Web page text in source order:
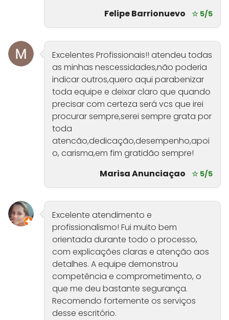
Felipe Barrionuevo
☆ 5/5
Excelentes Profissionais!! atendeu todas
as minhas nescessidades,não poderia
indicar outros,quero aqui parabenizar
toda equipe e deixar claro que quando
precisar com certeza será vcs que irei
procurar sempre,serei sempre grata por
toda
atencão,dedicação,desempenho,apoi
o, carisma,em fim gratidão sempre!
Marisa Anunciaçao
☆ 5/5
Excelente atendimento e
profissionalismo! Fui muito bem
orientada durante todo o processo,
com explicações claras e atenção aos
detalhes. A equipe demonstrou
competência e comprometimento, o
que me deu bastante segurança.
Recomendo fortemente os serviços
desse escritório.